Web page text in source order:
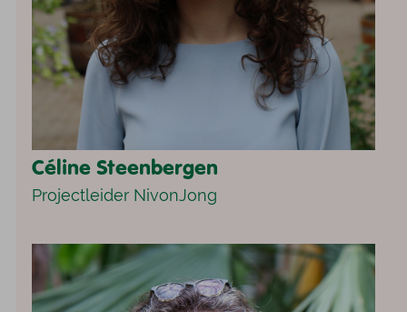
Céline Steenbergen
Projectleider NivonJong